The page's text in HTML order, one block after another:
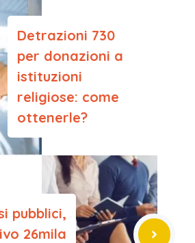
Detrazioni 730
per donazioni a
istituzioni
religiose: come
ottenerle?
pubblici,
26mila